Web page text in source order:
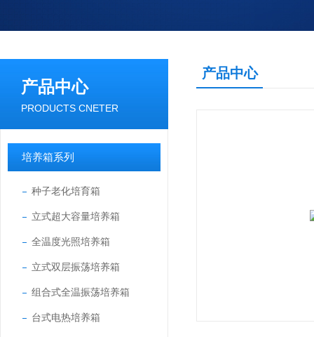
产品中心
PRODUCTS CNETER
培养箱系列
种子老化培育箱
立式超大容量培养箱
全温度光照培养箱
立式双层振荡培养箱
组合式全温振荡培养箱
台式电热培养箱
产品中心